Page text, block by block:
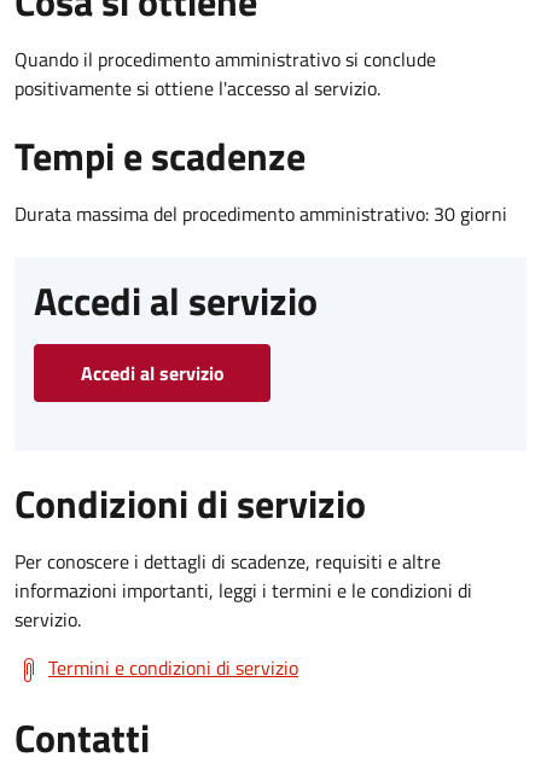
Quando il procedimento amministrativo si conclude
positivamente si ottiene l'accesso al servizio.
Tempi e scadenze
Durata massima del procedimento amministrativo: 30 giorni
Accedi al servizio
Accedi al servizio
Condizioni di servizio
Per conoscere i dettagli di scadenze, requisiti e altre
informazioni importanti, leggi i termini e le condizioni di
servizio.
Termini e condizioni di servizio
Contatti